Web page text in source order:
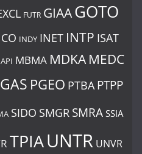
FUTR GIAAGOTO
INDY INET INTP ISAT
MBMA MDKA MEDC
PGEO PTBA PTPP
SIDO SMGR SMRA SSIA
TPIAUNTR UNVR